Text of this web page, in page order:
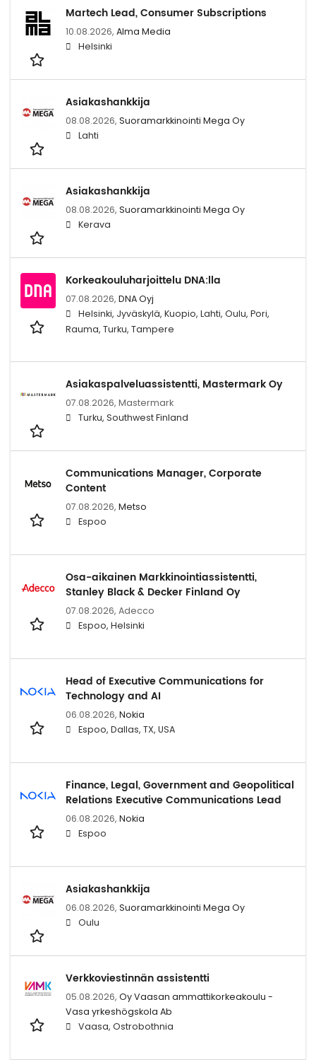
Martech Lead, Consumer Subscriptions
10.08.2026, Alma Media
Helsinki
Asiakashankkija
08.08.2026, Suoramarkkinointi Mega Oy
Lahti
Asiakashankkija
08.08.2026, Suoramarkkinointi Mega Oy
Kerava
Korkeakouluharjoittelu DNA:lla
07.08.2026, DNA Oyj
Helsinki, Jyväskylä, Kuopio, Lahti, Oulu, Pori,
Rauma, Turku, Tampere
Asiakaspalveluassistentti, Mastermark Oy
07.08.2026, Mastermark
Turku, Southwest Finland
Communications Manager, Corporate
Content
07.08.2026, Metso
Espoo
Osa-aikainen Markkinointiassistentti,
Stanley Black & Decker Finland Oy
07.08.2026, Adecco
Espoo, Helsinki
Head of Executive Communications for
Technology and AI
06.08.2026, Nokia
Espoo, Dallas, TX, USA
Finance, Legal, Government and Geopolitical
Relations Executive Communications Lead
06.08.2026, Nokia
Espoo
Asiakashankkija
06.08.2026, Suoramarkkinointi Mega Oy
Oulu
Verkkoviestinnän assistentti
05.08.2026, Oy Vaasan ammattikorkeakoulu -
Vasa yrkeshögskola Ab
Vaasa, Ostrobothnia